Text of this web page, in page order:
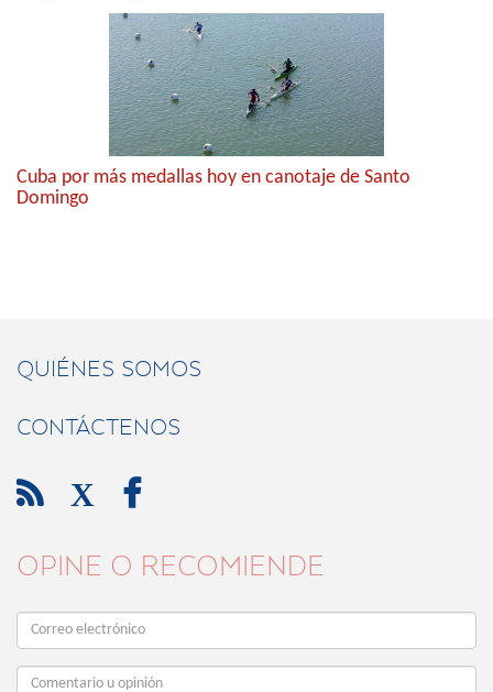
Cuba por más medallas hoy en canotaje de Santo
Domingo
QUIÉNES SOMOS
CONTÁCTENOS
 X 
OPINE O RECOMIENDE